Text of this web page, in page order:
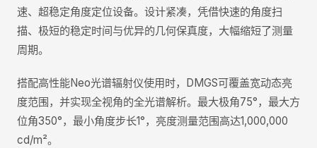
速、超稳定角度定位设备。设计紧凑，凭借快速的角度扫
描、极短的稳定时间与优异的几何保真度，大幅缩短了测量
周期。
搭配高性能Neo光谱辐射仪使用时，DMGS可覆盖宽动态亮
度范围，并实现全视角的全光谱解析。最大极角75°，最大方
位角350°，最小角度步长1°，亮度测量范围高达1,000,000
cd/m²。